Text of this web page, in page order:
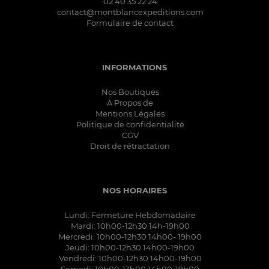
contact@montblancexpeditions.com
Formulaire de contact
INFORMATIONS
Nos Boutiques
A Propos de
Mentions Légales
Politique de confidentialité
CGV
Droit de rétractation
NOS HORAIRES
Lundi: Fermeture Hebdomadaire
Mardi: 10h00-12h30 14h-19h00
Mercredi: 10h00-12h30 14h00- 19h00
Jeudi: 10h00-12h30 14h00-19h00
Vendredi: 10h00-12h30 14h00-19h00